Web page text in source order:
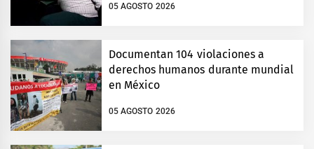
05 AGOSTO 2026
Documentan 104 violaciones a
derechos humanos durante mundial
en México
05 AGOSTO 2026